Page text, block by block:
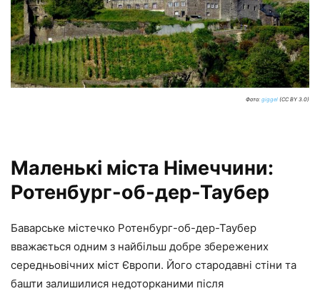
Фото: giggel (CC BY 3.0)
Маленькі міста Німеччини:
Ротенбург-об-дер-Таубер
Баварське містечко Ротенбург-об-дер-Таубер
вважається одним з найбільш добре збережених
середньовічних міст Європи. Його стародавні стіни та
башти залишилися недоторканими після